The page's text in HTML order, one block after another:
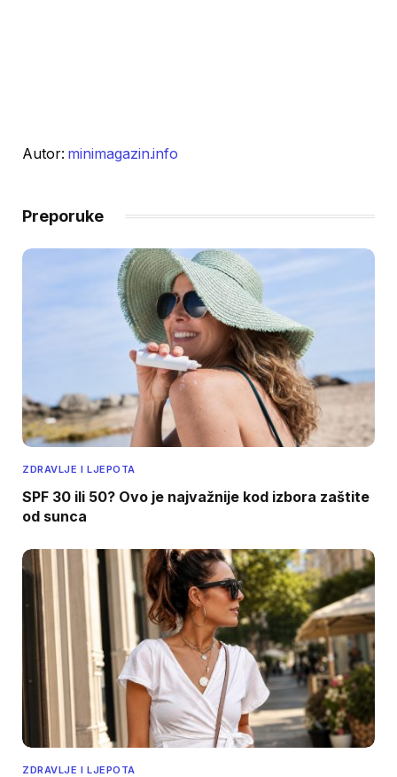
Autor: minimagazin.info
Preporuke
ZDRAVLJE I LJEPOTA
SPF 30 ili 50? Ovo je najvažnije kod izbora zaštite
od sunca
ZDRAVLJE I LJEPOTA